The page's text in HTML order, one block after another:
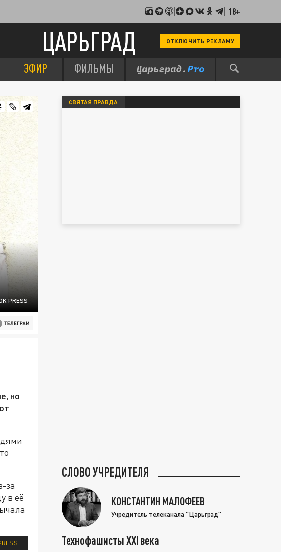
18+
ЦАРЬГРАД ОТКЛЮЧИТЬ РЕКЛАМУ
ЭФИР ФИЛЬМЫ
PRESS
но
за
в её
СВЯТАЯ ПРАВДА
СЛОВО УЧРЕДИТЕЛЯ
КОНСТАНТИН МАЛОФЕЕВ
Учредитель телеканала "Царьград"
Технофашисты XXI века